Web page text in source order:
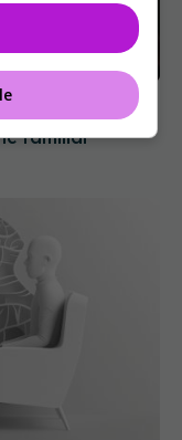
Viorica Rădoi:
familial